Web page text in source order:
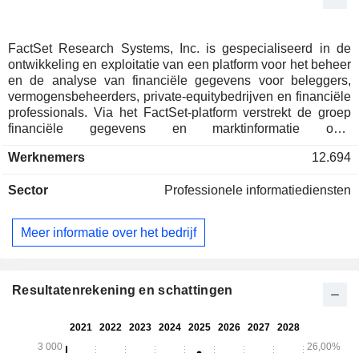
FactSet Research Systems, Inc. is gespecialiseerd in de
ontwikkeling en exploitatie van een platform voor het beheer
en de analyse van financiële gegevens voor beleggers,
vermogensbeheerders, private-equitybedrijven en financiële
professionals. Via het FactSet-platform verstrekt de groep
financiële gegevens en marktinformatie over
beleggingskansen kunnen identificeren en vinden, terwijl zij
beleggingsportefeuilles te analyseren, te monitoren en te
Systems, Inc. meer dan 237.324 gebruikers. De netto-omzet
is geografisch als volgt verdeeld: Amerika (64,9%),
Werknemers 12.694
Sector Professionele informatiediensten
Meer informatie over het bedrijf
Resultatenrekening en schattingen